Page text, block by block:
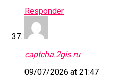
Responder
captcha.2gis.ru
09/07/2026 at 21:47